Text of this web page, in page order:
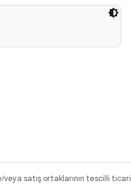
satış ortaklarının tescilli ticari